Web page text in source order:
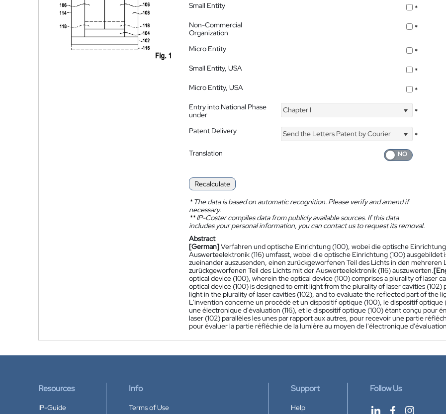
Small Entity
*
Non-Commercial
Organization
*
Micro Entity
*
Small Entity, USA
*
Micro Entity, USA
*
Entry into National Phase
under
Chapter I *
Patent Delivery Send the Letters Patent by Courier
*
Translation
Recalculate
*The data is based on automatic recognition. Please verify and amend if
necessary.
**IP-Coster compiles data from publicly available sources. If this data
includes your personal information, you can contact us to request its removal.
Abstract
[German]Verfahren und optische Einrichtung (100), wobei die optische
Auswerteelektronik (116) umfasst, wobei die optische Einrichtung (100)
zueinander auszusenden, einen zurückgeworfenen Teil des Lichts in den
zurückgeworfenen Teil des Lichts mit der Auswerteelektronik (116) auszuwerten.
optical device (100), wherein the optical device (100) comprises a plurality of laser
optical device (100) is designed to emit light from the plurality of laser cavities
light in the plurality of laser cavities (102), and to evaluate the reflected part of the
L'invention concerne un procédé et un dispositif optique (100), le dispositif
une électronique d'évaluation (116), et le dispositif optique (100) étant conçu pour
laser (102) parallèles les unes par rapport aux autres, pour recevoir une partie
pour évaluer la partie réfléchie de la lumière au moyen de l'électronique d'évaluation
Resources
IP-Guide
Info
Terms of Use
Support
Help
Follow Us